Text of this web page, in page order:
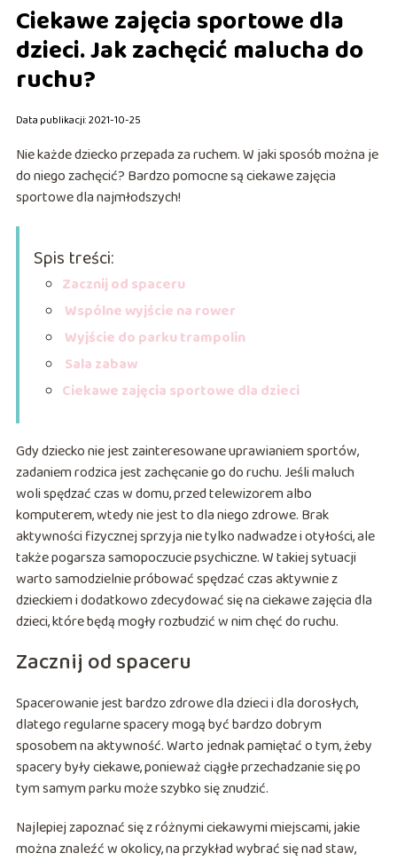
Ciekawe zajęcia sportowe dla
dzieci. Jak zachęcić malucha do
ruchu?
Data publikacji: 2021-10-25
Nie każde dziecko przepada za ruchem. W jaki sposób można je
do niego zachęcić? Bardzo pomocne są ciekawe zajęcia
sportowe dla najmłodszych!
Spis treści:
Zacznij od spaceru
Wspólne wyjście na rower
Wyjście do parku trampolin
Sala zabaw
Ciekawe zajęcia sportowe dla dzieci
Gdy dziecko nie jest zainteresowane uprawianiem sportów,
zadaniem rodzica jest zachęcanie go do ruchu. Jeśli maluch
woli spędzać czas w domu, przed telewizorem albo
komputerem, wtedy nie jest to dla niego zdrowe. Brak
aktywności fizycznej sprzyja nie tylko nadwadze i otyłości, ale
także pogarsza samopoczucie psychiczne. W takiej sytuacji
warto samodzielnie próbować spędzać czas aktywnie z
dzieckiem i dodatkowo zdecydować się na ciekawe zajęcia dla
dzieci, które będą mogły rozbudzić w nim chęć do ruchu.
Zacznij od spaceru
Spacerowanie jest bardzo zdrowe dla dzieci i dla dorosłych,
dlatego regularne spacery mogą być bardzo dobrym
sposobem na aktywność. Warto jednak pamiętać o tym, żeby
spacery były ciekawe, ponieważ ciągłe przechadzanie się po
tym samym parku może szybko się znudzić.
Najlepiej zapoznać się z różnymi ciekawymi miejscami, jakie
można znaleźć w okolicy, na przykład wybrać się nad staw,